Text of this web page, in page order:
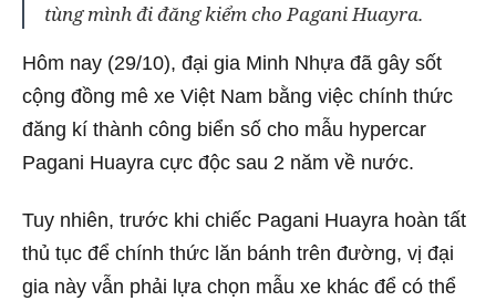
tùng mình đi đăng kiểm cho Pagani Huayra.
Hôm nay (29/10), đại gia Minh Nhựa đã gây sốt
cộng đồng mê xe Việt Nam bằng việc chính thức
đăng kí thành công biển số cho mẫu hypercar
Pagani Huayra cực độc sau 2 năm về nước.
Tuy nhiên, trước khi chiếc Pagani Huayra hoàn tất
thủ tục để chính thức lăn bánh trên đường, vị đại
gia này vẫn phải lựa chọn mẫu xe khác để có thể